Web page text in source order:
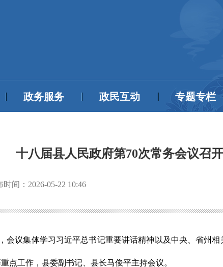
政务服务 政民互动 专题专栏
十八届县人民政府第70次常务会议召开
时间： 2026-05-22 10:46
会议集体学习习近平总书记重要讲话精神以及中央、省州
点工作，县委副书记、县长马俊平主持会议。